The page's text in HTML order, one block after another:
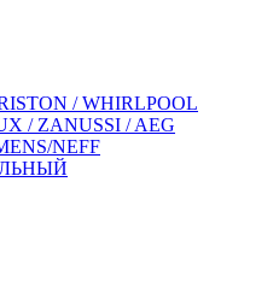
/ WHIRLPOOL
/ ZANUSSI / AEG
NEFF